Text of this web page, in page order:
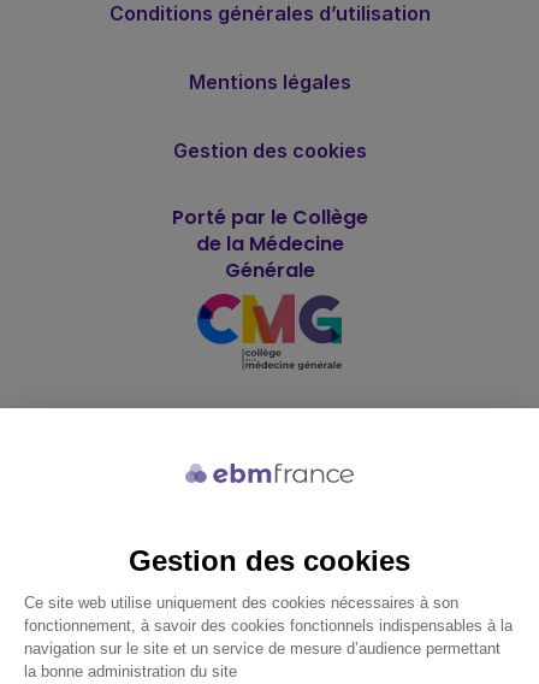
Conditions générales d’utilisation
Mentions légales
Gestion des cookies
Porté par le Collège
de la Médecine
Générale